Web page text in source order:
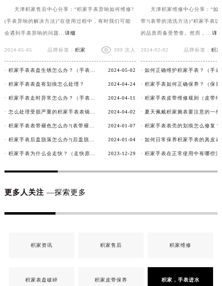
天津积家售后中心分享：“积家手表异响如何维修?
(手表异响的解决方法)”在使用过程中，有时我们可能
会遇到手表异响的问题... 详细
2024-05-05 品牌标签： 积家 399 次人
2024-05-02
· 积家手表表盘有划痕怎么处理？ 2024-04-24
2024-04-11
2024-04-02
2024-01-07
2024-01-04
2023-12-29
天津积家维修中心分享：“如
带?(表带的清洗方法)”积家手表
的品质而备受赞誉。然而，... 详
2024-02-02 品牌标签： 积家
更多人关注 —探索更多
积家资讯 积家售后 积家维修
积家表盘破碎 积家皮带保养 积家，手表进水